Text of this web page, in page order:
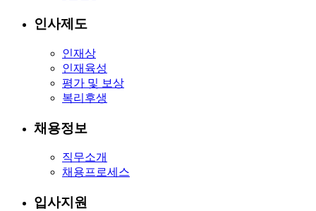
인사제도
인재상
인재육성
평가 및 보상
복리후생
채용정보
직무소개
채용프로세스
입사지원